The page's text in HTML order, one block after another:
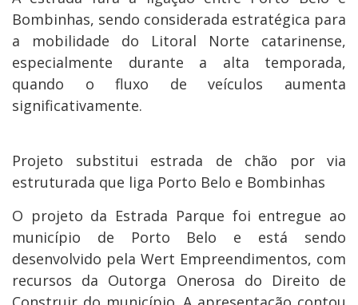
Bombinhas, sendo considerada estratégica para
a mobilidade do Litoral Norte catarinense,
especialmente durante a alta temporada,
quando o fluxo de veículos aumenta
significativamente.
Projeto substitui estrada de chão por via
estruturada que liga Porto Belo e Bombinhas
O projeto da Estrada Parque foi entregue ao
município de Porto Belo e está sendo
desenvolvido pela Wert Empreendimentos, com
recursos da Outorga Onerosa do Direito de